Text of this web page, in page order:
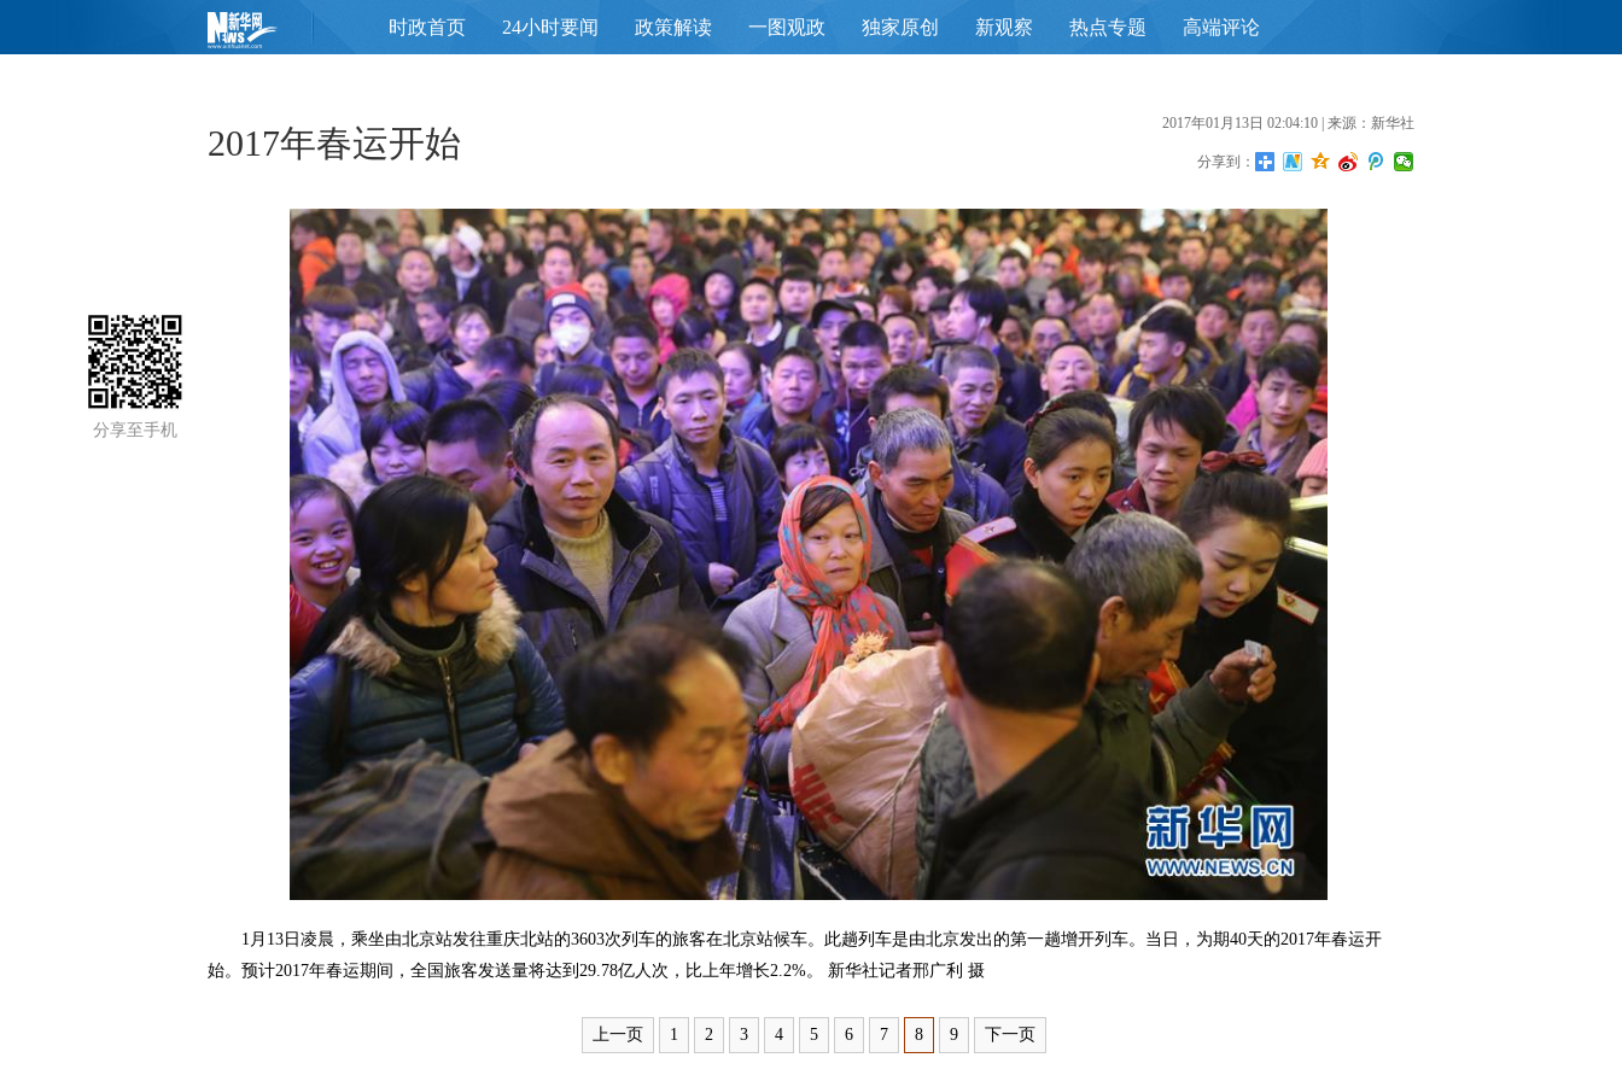
时政首页 24小时要闻 政策解读 一图观政 独家原创 新观察 热点专题 高端评论
分享至手机
2017年春运开始 2017年01月13日 02:04:10 | 来源：新华社
分享到：
1月13日凌晨，乘坐由北京站发往重庆北站的3603次列车的旅客在北京站候车。此趟列车是由北京发出的第一趟增开列车。当日，为期40天的2017年春运开
始。预计2017年春运期间，全国旅客发送量将达到29.78亿人次，比上年增长2.2%。 新华社记者邢广利 摄
上一页 1 2 3 4 5 6 7 8 9 下一页